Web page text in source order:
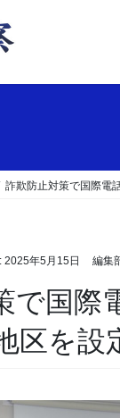
詐欺防止対策で国際電
2025年5月15日 編集
区を設